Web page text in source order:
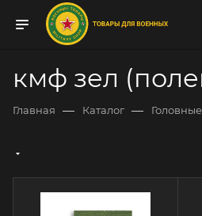
кмф зел
Главная — Каталог —